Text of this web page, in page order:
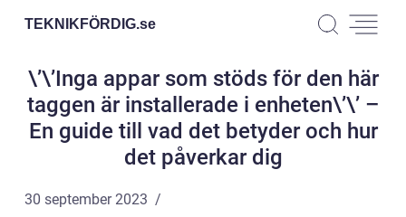
TEKNIKFÖRDIG.se
\’\’Inga appar som stöds för den här
taggen är installerade i enheten\’\’ –
En guide till vad det betyder och hur
det påverkar dig
30 september 2023